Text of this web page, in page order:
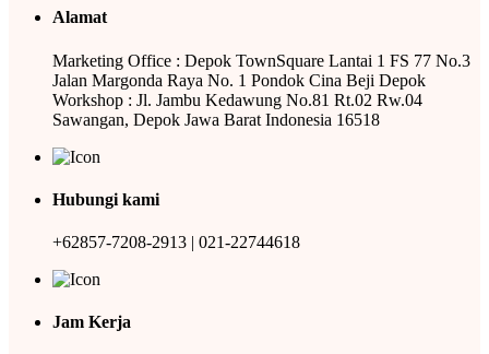
Alamat
Marketing Office : Depok TownSquare Lantai 1 FS 77 No.3
Jalan Margonda Raya No. 1 Pondok Cina Beji Depok
Workshop : Jl. Jambu Kedawung No.81 Rt.02 Rw.04
Sawangan, Depok Jawa Barat Indonesia 16518
Hubungi kami
+62857-7208-2913 | 021-22744618
Jam Kerja